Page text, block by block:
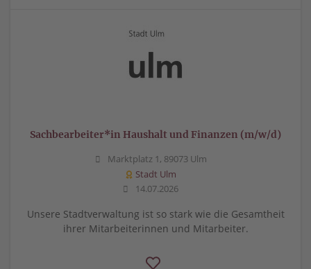
Sachbearbeiter*in Haushalt und Finanzen (m/w/d)
Marktplatz 1, 89073 Ulm
Stadt Ulm
14.07.2026
Unsere Stadtverwaltung ist so stark wie die Gesamtheit
ihrer Mitarbeiterinnen und Mitarbeiter.